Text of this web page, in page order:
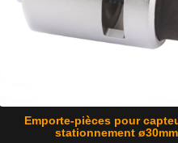
Emporte-pièces pour
stationnement ø30mm